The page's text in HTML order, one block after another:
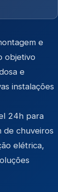
e
objetivo
e
instalações
24h para
de chuveiros
elétrica,